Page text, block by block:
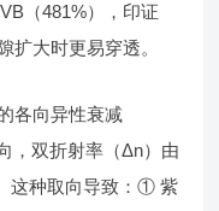
（481%），印证
扩大时更易穿透。
各向异性衰减
，双折射率（Δn）由
这种取向导致：① 紫